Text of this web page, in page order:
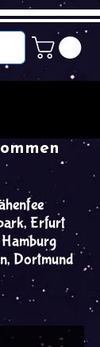
Erfurt
Dortmund